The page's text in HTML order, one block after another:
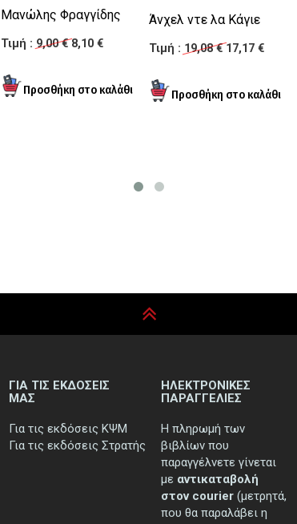
Μανώλης Φραγγίδης
Τιμή : 9,00 €8,10 €
Άνχελ ντε λα Κάγιε
Τιμή : 19,08 €17,17 €
ΓΙΑ ΤΙΣ ΕΚΔΟΣΕΙΣ
ΜΑΣ
Για τις εκδόσεις ΚΨΜ
Για τις εκδόσεις Στρατής
ΗΛΕΚΤΡΟΝΙΚΕΣ
ΠΑΡΑΓΓΕΛΙΕΣ
Η πληρωμή των
βιβλίων που
παραγγέλνετε γίνεται
με αντικαταβολή
στον courier (μετρητά,
που θα παραλάβει η